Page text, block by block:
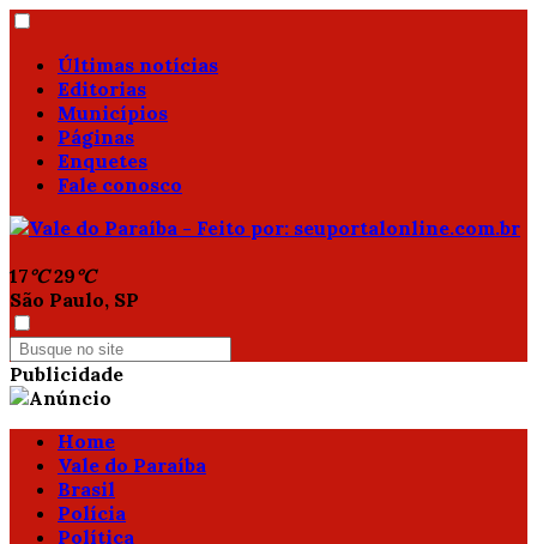
Últimas notícias
Editorias
Municípios
Páginas
Enquetes
Fale conosco
17°C 29°C
São Paulo, SP
Publicidade
Home
Vale do Paraíba
Brasil
Polícia
Política